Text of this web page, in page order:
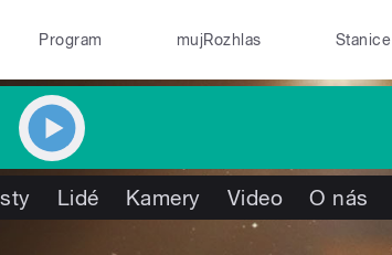
Program mujRozhlas Stanice
Lidé Kamery Video O nás